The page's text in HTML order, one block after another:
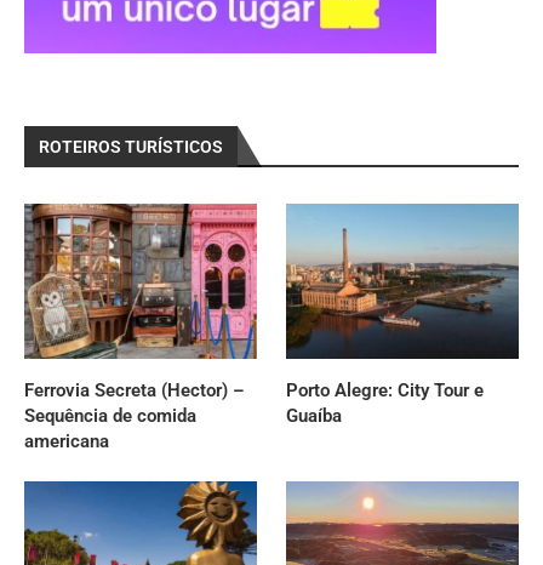
ROTEIROS TURÍSTICOS
Ferrovia Secreta (Hector) –
Sequência de comida
americana
Porto Alegre: City Tour e
Guaíba